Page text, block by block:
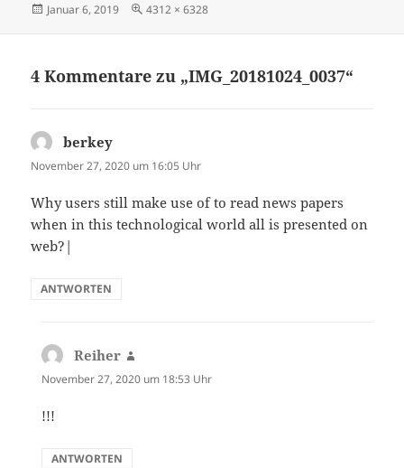
Veröffentlicht
Januar 6, 2019 Originalgröße
4312 × 6328
4 Kommentare zu „IMG_20181024_0037“
berkey
November 27, 2020 um 16:05 Uhr
Why users still make use of to read news papers
when in this technological world all is presented on
web?|
ANTWORTEN
Reiher
November 27, 2020 um 18:53 Uhr
!!!
ANTWORTEN